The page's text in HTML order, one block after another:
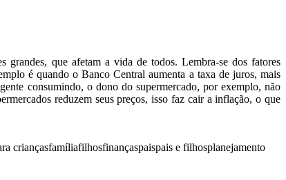
grandes, que afetam a vida de todos. Lembra-se dos fatores
é quando o Banco Central aumenta a taxa de juros, mais
consumindo, o dono do supermercado, por exemplo, não
reduzem seus preços, isso faz cair a inflação, o que
criançasfamíliafilhosfinançaspaispais e filhosplanejamento